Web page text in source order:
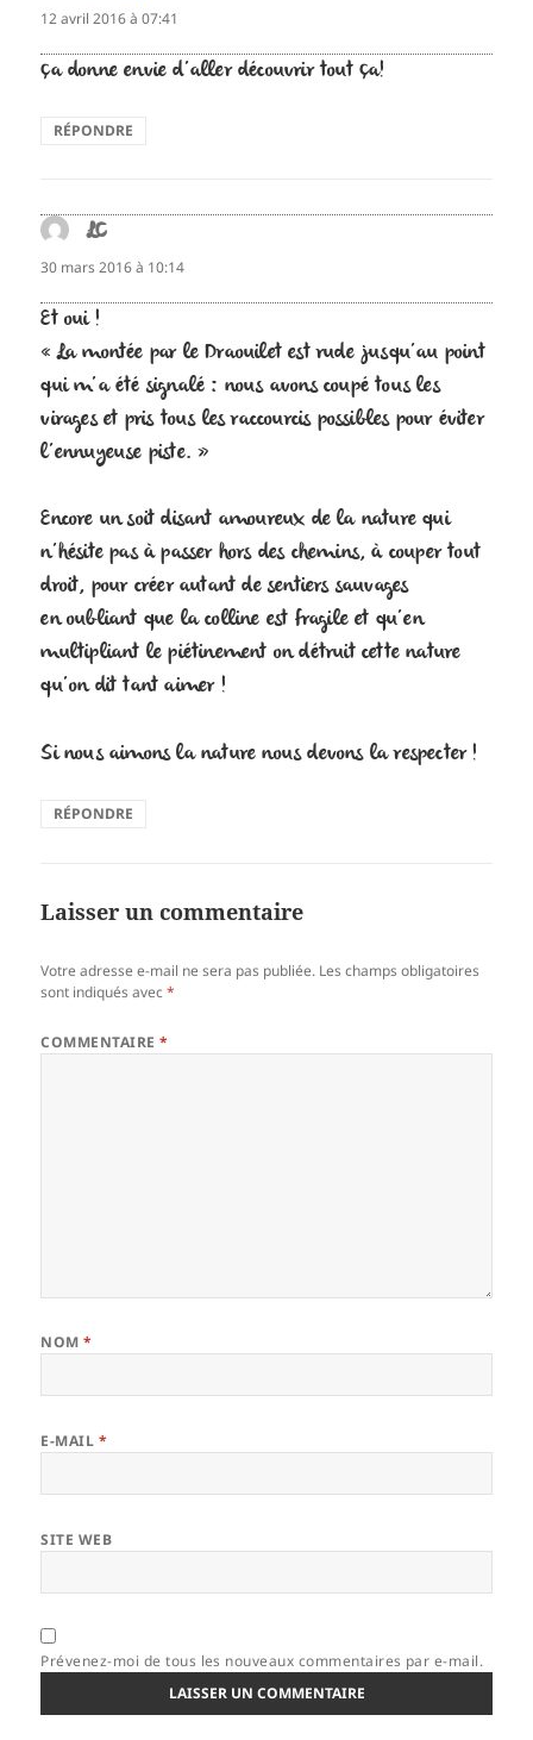
12 avril 2016 à 07:41
ça donne envie d’aller découvrir tout ça!
RÉPONDRE
LCdit :
30 mars 2016 à 10:14
Et oui !
« La montée par le Draouilet est rude jusqu’au point
qui m’a été signalé : nous avons coupé tous les
virages et pris tous les raccourcis possibles pour éviter
l’ennuyeuse piste. »
Encore un soit disant amoureux de la nature qui
n’hésite pas à passer hors des chemins, à couper tout
droit, pour créer autant de sentiers sauvages
en oubliant que la colline est fragile et qu’en
multipliant le piétinement on détruit cette nature
qu’on dit tant aimer !
Si nous aimons la nature nous devons la respecter !
RÉPONDRE
Laisser un commentaire
Votre adresse e-mail ne sera pas publiée. Les champs obligatoires
sont indiqués avec*
COMMENTAIRE*
NOM*
E-MAIL *
SITE WEB
Prévenez-moi de tous les nouveaux commentaires par e-mail.